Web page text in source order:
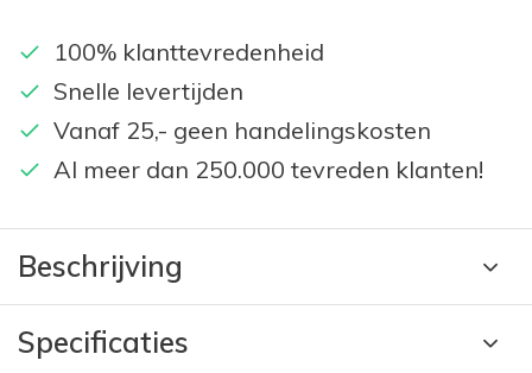
100% klanttevredenheid
Snelle levertijden
Vanaf 25,- geen handelingskosten
Al meer dan 250.000 tevreden klanten!
Beschrijving
Specificaties